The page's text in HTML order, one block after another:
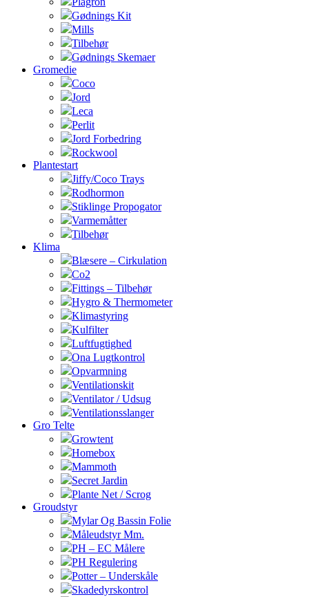
Gødnings Kit
Mills
Tilbehør
Gødnings Skemaer
Gromedie
Coco
Jord
Leca
Perlit
Jord Forbedring
Rockwool
Plantestart
Jiffy/Coco Trays
Rodhormon
Stiklinge Propogator
Varmemåtter
Tilbehør
Klima
Blæsere – Cirkulation
Co2
Fittings – Tilbehør
Hygro & Thermometer
Klimastyring
Kulfilter
Luftfugtighed
Ona Lugtkontrol
Opvarmning
Ventilationskit
Ventilator / Udsug
Ventilationsslanger
Gro Telte
Growtent
Homebox
Mammoth
Secret Jardin
Plante Net / Scrog
Groudstyr
Mylar Og Bassin Folie
Måleudstyr Mm.
PH – EC Målere
PH Regulering
Potter – Underskåle
Skadedyrskontrol